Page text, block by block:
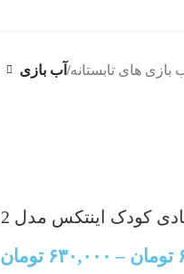
بازی های تابستانه آب بازی
کودک اینتکس مدل 57412
تومان – ۶۳۰,۰۰۰ تومان